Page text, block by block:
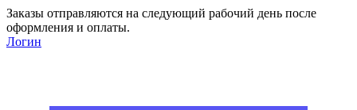
Заказы отправляются на следующий рабочий день после
оформления и оплаты.
Логин